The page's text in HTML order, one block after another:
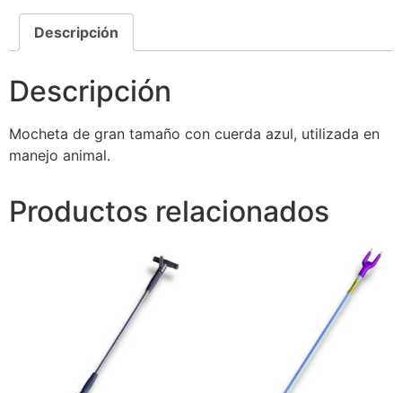
Descripción
Descripción
Mocheta de gran tamaño con cuerda azul, utilizada en
manejo animal.
Productos relacionados